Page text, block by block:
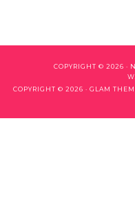
COPYRIGHT © 2026 ·
COPYRIGHT © 2026 · GLAM